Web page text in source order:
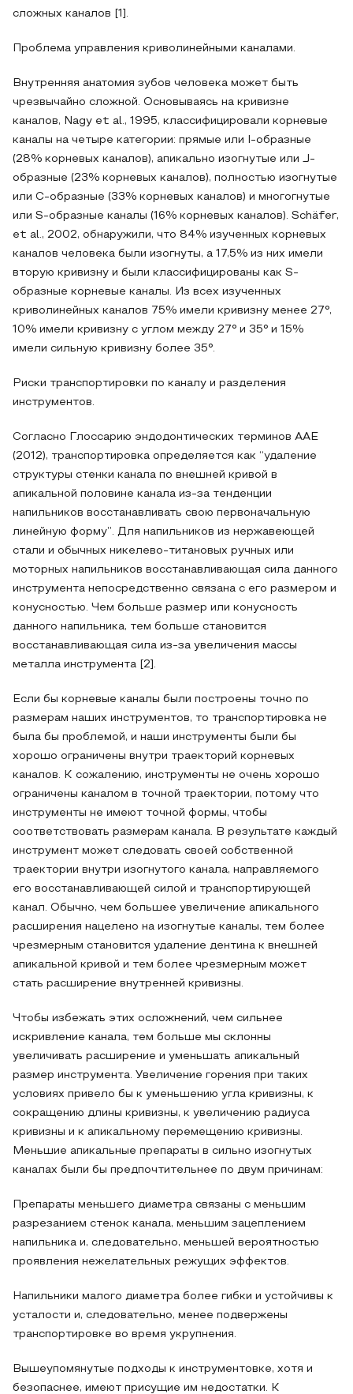
сложных каналов [1].
Проблема управления криволинейными каналами.
Внутренняя анатомия зубов человека может быть
чрезвычайно сложной. Основываясь на кривизне
каналов, Nagy et al., 1995, классифицировали корневые
каналы на четыре категории: прямые или I-образные
(28% корневых каналов), апикально изогнутые или J-
образные (23% корневых каналов), полностью изогнутые
или C-образные (33% корневых каналов) и многогнутые
или S-образные каналы (16% корневых каналов). Schäfer,
et al., 2002, обнаружили, что 84% изученных корневых
каналов человека были изогнуты, а 17,5% из них имели
вторую кривизну и были классифицированы как S-
образные корневые каналы. Из всех изученных
криволинейных каналов 75% имели кривизну менее 27°,
10% имели кривизну с углом между 27° и 35° и 15%
имели сильную кривизну более 35°.
Риски транспортировки по каналу и разделения
инструментов.
Согласно Глоссарию эндодонтических терминов AAE
(2012), транспортировка определяется как “удаление
структуры стенки канала по внешней кривой в
апикальной половине канала из-за тенденции
напильников восстанавливать свою первоначальную
линейную форму”. Для напильников из нержавеющей
стали и обычных никелево-титановых ручных или
моторных напильников восстанавливающая сила данного
инструмента непосредственно связана с его размером и
конусностью. Чем больше размер или конусность
данного напильника, тем больше становится
восстанавливающая сила из-за увеличения массы
металла инструмента [2].
Если бы корневые каналы были построены точно по
размерам наших инструментов, то транспортировка не
была бы проблемой, и наши инструменты были бы
хорошо ограничены внутри траекторий корневых
каналов. К сожалению, инструменты не очень хорошо
ограничены каналом в точной траектории, потому что
инструменты не имеют точной формы, чтобы
соответствовать размерам канала. В результате каждый
инструмент может следовать своей собственной
траектории внутри изогнутого канала, направляемого
его восстанавливающей силой и транспортирующей
канал. Обычно, чем большее увеличение апикального
расширения нацелено на изогнутые каналы, тем более
чрезмерным становится удаление дентина к внешней
апикальной кривой и тем более чрезмерным может
стать расширение внутренней кривизны.
Чтобы избежать этих осложнений, чем сильнее
искривление канала, тем больше мы склонны
увеличивать расширение и уменьшать апикальный
размер инструмента. Увеличение горения при таких
условиях привело бы к уменьшению угла кривизны, к
сокращению длины кривизны, к увеличению радиуса
кривизны и к апикальному перемещению кривизны.
Меньшие апикальные препараты в сильно изогнутых
каналах были бы предпочтительнее по двум причинам:
Препараты меньшего диаметра связаны с меньшим
разрезанием стенок канала, меньшим зацеплением
напильника и, следовательно, меньшей вероятностью
проявления нежелательных режущих эффектов.
Напильники малого диаметра более гибки и устойчивы к
усталости и, следовательно, менее подвержены
транспортировке во время укрупнения.
Вышеупомянутые подходы к инструментовке, хотя и
безопаснее, имеют присущие им недостатки. К